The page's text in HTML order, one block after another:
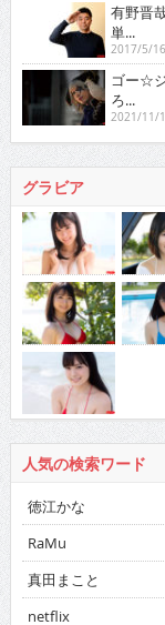
有野晋
単...
2017/5/
ゴー☆
ろ...
2021/11/
グラビア
人気の検索ワード
徳江かな
RaMu
真田まこと
netflix